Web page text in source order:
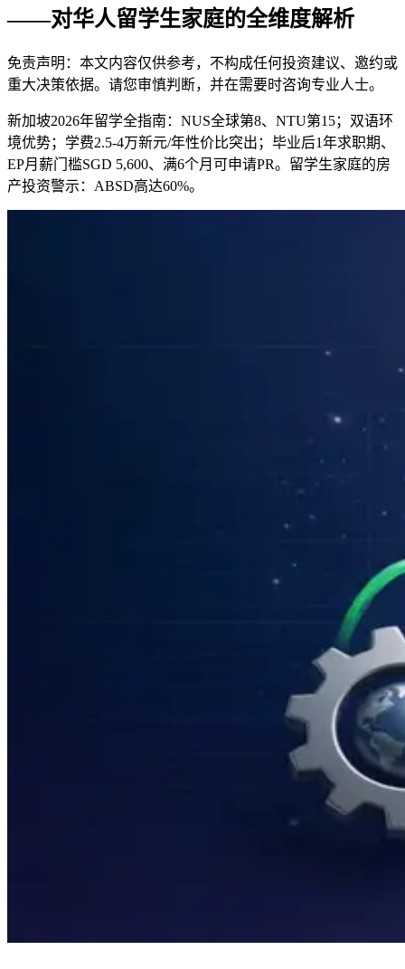
——对华人留学生家庭的全维度解析
免责声明：本文内容仅供参考，不构成任何投资建议、邀约或
重大决策依据。请您审慎判断，并在需要时咨询专业人士。
新加坡2026年留学全指南：NUS全球第8、NTU第15；双语环
境优势；学费2.5-4万新元/年性价比突出；毕业后1年求职期、
EP月薪门槛SGD 5,600、满6个月可申请PR。留学生家庭的房
产投资警示：ABSD高达60%。